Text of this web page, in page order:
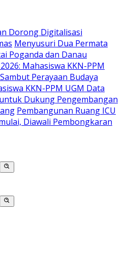
Dorong Digitalisasi
Menyusuri Dua Permata
Poganda dan Danau
Mahasiswa KKN-PPM
Perayaan Budaya
KKN-PPM UGM Data
Dukung Pengembangan
Pembangunan Ruang ICU
Diawali Pembongkaran